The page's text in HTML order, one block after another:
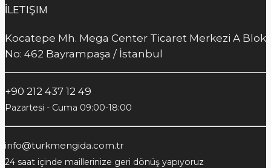
İLETIŞIM
Kocatepe Mh. Mega Center Ticaret Merkezi A Blok
No: 462 Bayrampaşa / İstanbul
+90 212 437 12 49
Pazartesi - Cuma 09:00-18:00
info@turkmengida.com.tr
24 saat içinde maillerinize geri dönüş yapıyoruz